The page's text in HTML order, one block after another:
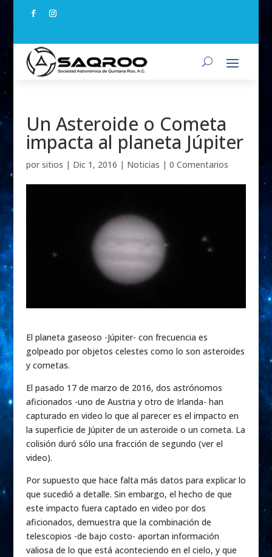
Un Asteroide o Cometa
impacta al planeta Júpiter
por sitios | Dic 1, 2016 | Noticias | 0 Comentarios
El planeta gaseoso -Júpiter- con frecuencia es
golpeado por objetos celestes como lo son asteroides
y cometas.
El pasado 17 de marzo de 2016, dos astrónomos
aficionados -uno de Austria y otro de Irlanda- han
capturado en video lo que al parecer es el impacto en
la superficie de Júpiter de un asteroide o un cometa. La
colisión duró sólo una fracción de segundo (ver el
video).
Por supuesto que hace falta más datos para explicar lo
que sucedió a detalle. Sin embargo, el hecho de que
este impacto fuera captado en video por dos
aficionados, demuestra que la combinación de
telescopios -de bajo costo- aportan información
valiosa de lo que está aconteciendo en el cielo, y que